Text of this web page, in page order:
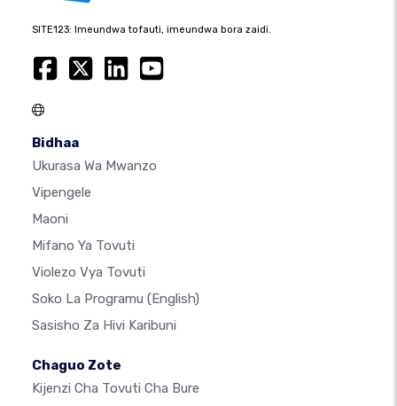
SITE123: Imeundwa tofauti, imeundwa bora zaidi.
Bidhaa
Ukurasa Wa Mwanzo
Vipengele
Maoni
Mifano Ya Tovuti
Violezo Vya Tovuti
Soko La Programu (English)
Sasisho Za Hivi Karibuni
Chaguo Zote
Kijenzi Cha Tovuti Cha Bure